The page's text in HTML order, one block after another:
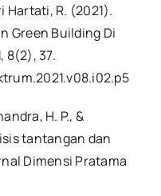
Hartati, R. (2021).
Green Building Di
8(2), 37.
H. P., &
tantangan dan
Dimensi Pratama